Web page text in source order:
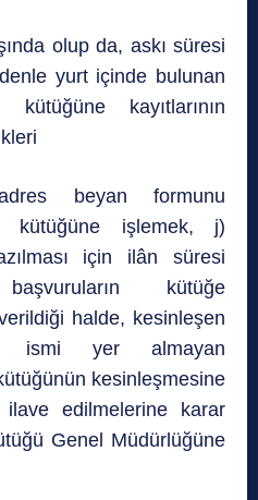
olup da, askı süresi
yurt içinde bulunan
kayıtlarının
beyan formunu
kütüğüne işlemek, j)
için ilân süresi
kütüğe
halde, kesinleşen
ismi yer almayan
kesinleşmesine
ilave edilmelerine karar
Genel Müdürlüğüne